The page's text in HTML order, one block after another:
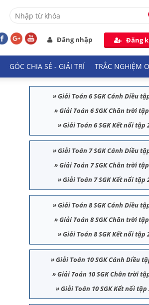
Đăng nhập Đăng
GÓC CHIA SẺ - GIẢI TRÍ TRẮC NGHIỆM
»Giải Toán 6 SGK Cánh Diều
»Giải Toán 6 SGK Chân trời
»Giải Toán 6 SGK Kết nối tập
»Giải Toán 7 SGK Cánh Diều
»Giải Toán 7 SGK Chân trời
»Giải Toán 7 SGK Kết nối tập
»Giải Toán 8 SGK Cánh Diều
»Giải Toán 8 SGK Chân trời
»Giải Toán 8 SGK Kết nối tập
»Giải Toán 10 SGK Cánh Diều
»Giải Toán 10 SGK Chân trời
»Giải Toán 10 SGK Kết nối tập